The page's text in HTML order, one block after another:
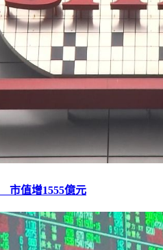
市值增1555億元